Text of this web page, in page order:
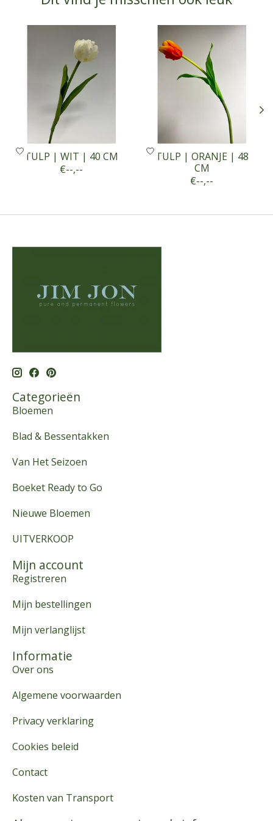
TULP | WIT | 40 CM
€--,--
TULP | ORANJE | 48
CM
€--,--
Categorieën
Bloemen
Blad & Bessentakken
Van Het Seizoen
Boeket Ready to Go
Nieuwe Bloemen
UITVERKOOP
Mijn account
Registreren
Mijn bestellingen
Mijn verlanglijst
Informatie
Over ons
Algemene voorwaarden
Privacy verklaring
Cookies beleid
Contact
Kosten van Transport